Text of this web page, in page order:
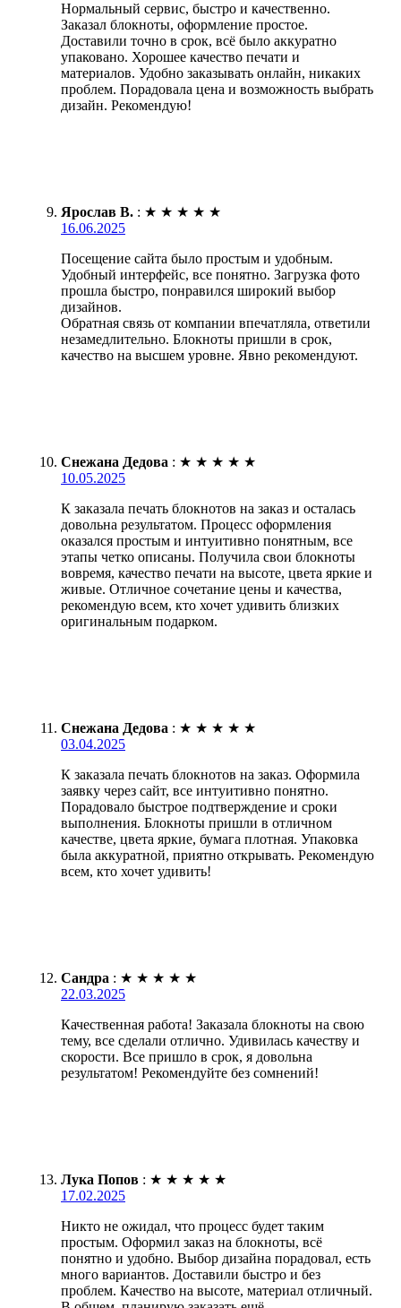
Нормальный сервис, быстро и качественно.
Заказал блокноты, оформление простое.
Доставили точно в срок, всё было аккуратно
упаковано. Хорошее качество печати и
материалов. Удобно заказывать онлайн, никаких
проблем. Порадовала цена и возможность выбрать
дизайн. Рекомендую!
Ярослав В. : ★ ★ ★ ★ ★
16.06.2025
Посещение сайта было простым и удобным.
Удобный интерфейс, все понятно. Загрузка фото
прошла быстро, понравился широкий выбор
дизайнов.
Обратная связь от компании впечатляла, ответили
незамедлительно. Блокноты пришли в срок,
качество на высшем уровне. Явно рекомендуют.
Снежана Дедова : ★ ★ ★ ★ ★
10.05.2025
К заказала печать блокнотов на заказ и осталась
довольна результатом. Процесс оформления
оказался простым и интуитивно понятным, все
этапы четко описаны. Получила свои блокноты
вовремя, качество печати на высоте, цвета яркие и
живые. Отличное сочетание цены и качества,
рекомендую всем, кто хочет удивить близких
оригинальным подарком.
Снежана Дедова : ★ ★ ★ ★ ★
03.04.2025
К заказала печать блокнотов на заказ. Оформила
заявку через сайт, все интуитивно понятно.
Порадовало быстрое подтверждение и сроки
выполнения. Блокноты пришли в отличном
качестве, цвета яркие, бумага плотная. Упаковка
была аккуратной, приятно открывать. Рекомендую
всем, кто хочет удивить!
Сандра : ★ ★ ★ ★ ★
22.03.2025
Качественная работа! Заказала блокноты на свою
тему, все сделали отлично. Удивилась качеству и
скорости. Все пришло в срок, я довольна
результатом! Рекомендуйте без сомнений!
Лука Попов : ★ ★ ★ ★ ★
17.02.2025
Никто не ожидал, что процесс будет таким
простым. Оформил заказ на блокноты, всё
понятно и удобно. Выбор дизайна порадовал, есть
много вариантов. Доставили быстро и без
проблем. Качество на высоте, материал отличный.